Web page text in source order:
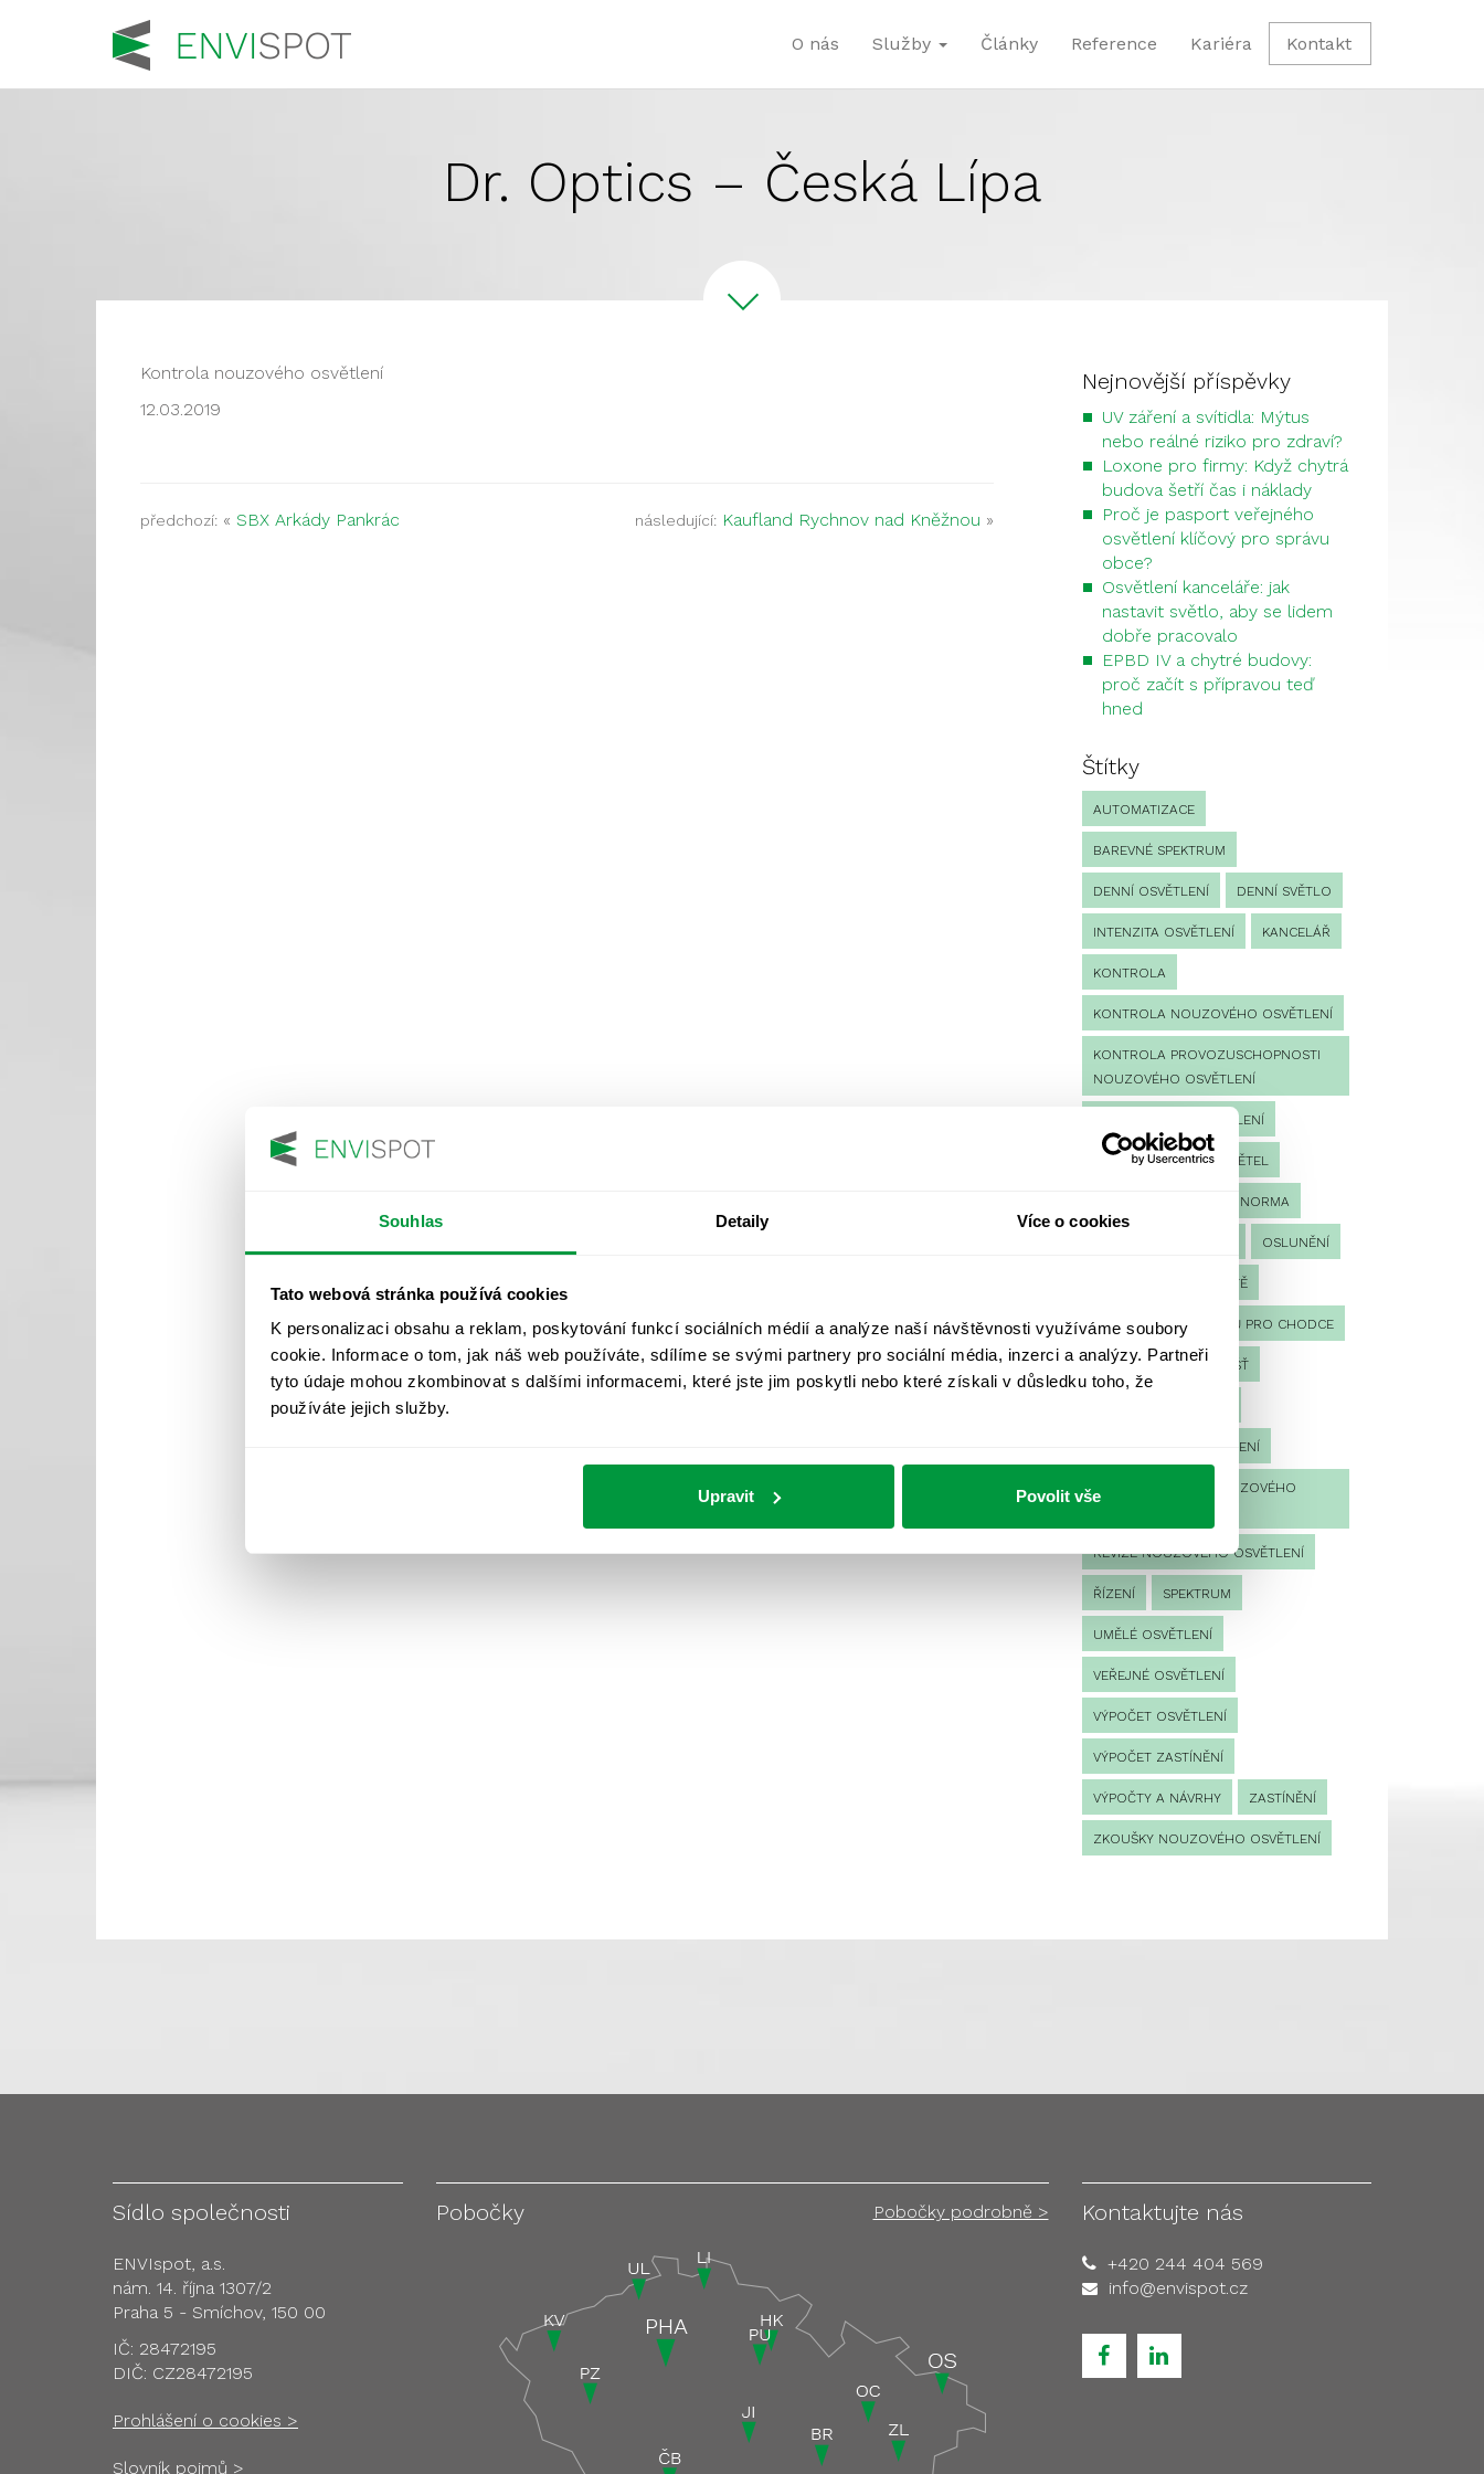
Souhlas Detaily Více o cookies
Tato webová stránka používá cookies
K personalizaci obsahu a reklam, poskytování funkcí sociálních médií a analýze naší návštěvnosti využíváme soubory
cookie. Informace o tom, jak náš web používáte, sdílíme se svými partnery pro sociální média, inzerci a analýzy. Partneři
tyto údaje mohou zkombinovat s dalšími informacemi, které jste jim poskytli nebo které získali v důsledku toho, že
používáte jejich služby.
Upravit Povolit vše
O nás Služby Články Reference Kariéra Kontakt
Dr. Optics – Česká Lípa
Kontrola nouzového osvětlení
12.03.2019
předchozí: « SBX Arkády Pankrác následující: Kaufland Rychnov nad Kněžnou »
Nejnovější příspěvky
UV záření a svítidla: Mýtus
nebo reálné riziko pro zdraví?
Loxone pro firmy: Když chytrá
budova šetří čas i náklady
Proč je pasport veřejného
osvětlení klíčový pro správu
obce?
Osvětlení kanceláře: jak
nastavit světlo, aby se lidem
dobře pracovalo
EPBD IV a chytré budovy:
proč začít s přípravou teď
hned
Štítky
AUTOMATIZACE
BAREVNÉ SPEKTRUM
DENNÍ OSVĚTLENÍ DENNÍ SVĚTLO
INTENZITA OSVĚTLENÍ KANCELÁŘ
KONTROLA
KONTROLA NOUZOVÉHO OSVĚTLENÍ
KONTROLA PROVOZUSCHOPNOSTI
NOUZOVÉHO OSVĚTLENÍ
LED NOUZOVÉ OSVĚTLENÍ
MĚŘENÍ MĚŘENÍ SVĚTEL
NORMA
OSLUNĚNÍ
OSVĚTLENÍ PRACOVIŠTĚ
OSVĚTLENÍ PŘECHODŮ PRO CHODCE
OSVĚTLENÍ SPORTOVIŠŤ
PROTIPANICKÉ OSVĚTLENÍ
PROVOZNÍ DENÍK NOUZOVÉHO
REVIZE NOUZOVÉHO OSVĚTLENÍ
ŘÍZENÍ SPEKTRUM
UMĚLÉ OSVĚTLENÍ
VEŘEJNÉ OSVĚTLENÍ
VÝPOČET OSVĚTLENÍ
VÝPOČET ZASTÍNĚNÍ
VÝPOČTY A NÁVRHY ZASTÍNĚNÍ
ZKOUŠKY NOUZOVÉHO OSVĚTLENÍ
Sídlo společnosti
ENVIspot, a.s.
nám. 14. října 1307/2
Praha 5 - Smíchov, 150 00
IČ: 28472195
DIČ: CZ28472195
Prohlášení o cookies >
Slovník pojmů >
Pobočky Pobočky podrobně > Kontaktujte nás
+420 244 404 569
info@envispot.cz